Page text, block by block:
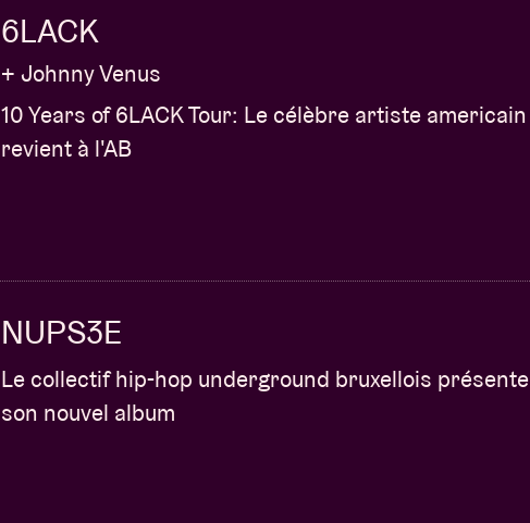
6LACK
+ Johnny Venus
10 Years of 6LACK Tour: Le célèbre artiste americain
revient à l'AB
NUPS3E
Le collectif hip-hop underground bruxellois présente
son nouvel album